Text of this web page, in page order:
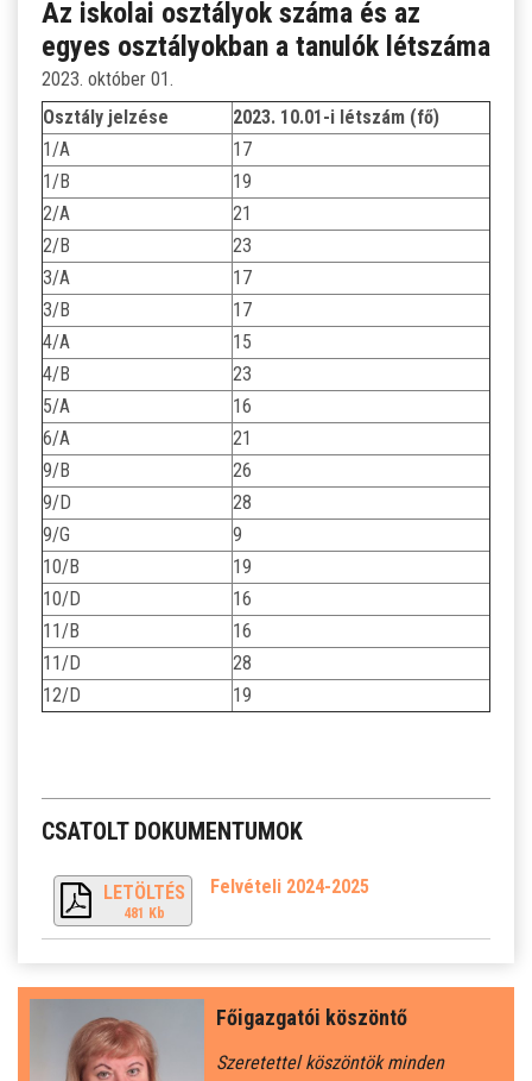
Főigazgatói köszöntő
Szeretettel köszöntök minden
Az iskolai osztályok száma és az
egyes osztályokban a tanulók létszáma
2023. október 01.
Osztály jelzése
2023. 10.01-i létszám (fő)
1/A
17
1/B
19
2/A
21
2/B
23
3/A
17
3/B
17
4/A
15
4/B
23
5/A
16
6/A
21
9/B
26
9/D
28
9/G
9
10/B
19
10/D
16
11/B
16
11/D
28
12/D
19
CSATOLT DOKUMENTUMOK
LETÖLTÉS
481 Kb
Felvételi 2024-2025